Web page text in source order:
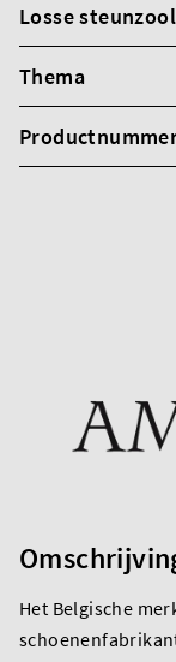
Losse steunzool
Thema
Het Belgische